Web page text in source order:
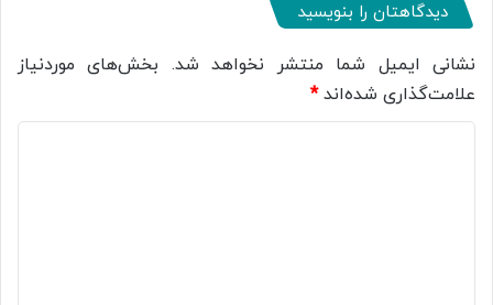
دیدگاهتان را بنویسید
نشانی ایمیل شما منتشر نخواهد شد. بخش‌های موردنیاز
علامت‌گذاری شده‌اند*